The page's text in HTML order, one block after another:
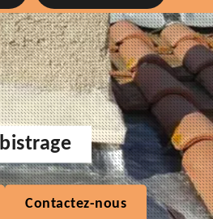
Contactez-nous